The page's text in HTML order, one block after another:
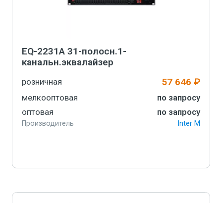
EQ-2231A 31-полосн.1-
канальн.эквалайзер
розничная 57 646 ₽
мелкооптовая
по запросу
оптовая
по запросу
Производитель Inter M